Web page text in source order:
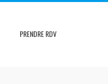
PRENDRE RDV